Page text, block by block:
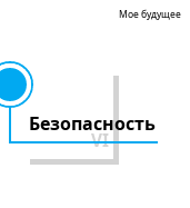
VI
Безопасность
Мое будущее